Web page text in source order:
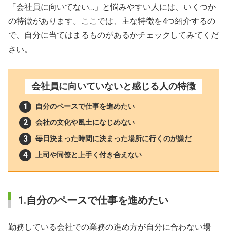
「会社員に向いてない…」と悩みやすい人には、いくつか
の特徴があります。ここでは、主な特徴を4つ紹介するの
で、自分に当てはまるものがあるかチェックしてみてくだ
さい。
会社員に向いていないと感じる人の特徴
自分のペースで仕事を進めたい
会社の文化や風土になじめない
毎日決まった時間に決まった場所に行くのが嫌だ
上司や同僚と上手く付き合えない
1.自分のペースで仕事を進めたい
勤務している会社での業務の進め方が自分に合わない場